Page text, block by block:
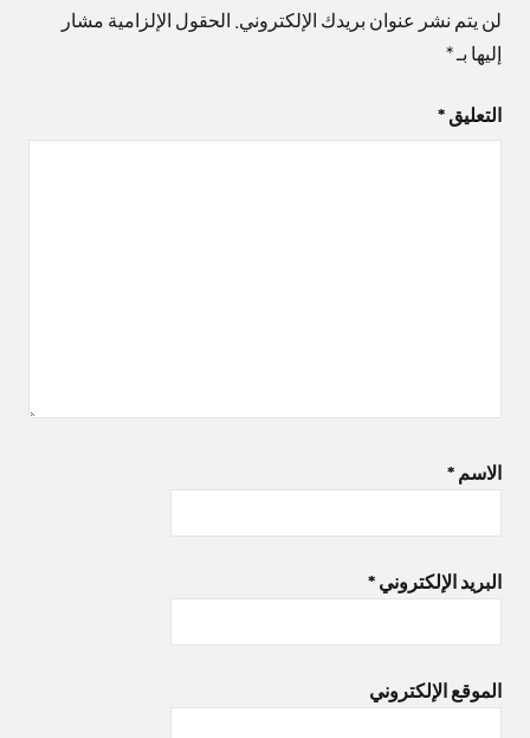
لن يتم نشر عنوان بريدك الإلكتروني. الحقول الإلزامية مشار
إليها بـ*
التعليق *
الاسم *
البريد الإلكتروني *
الموقع الإلكتروني